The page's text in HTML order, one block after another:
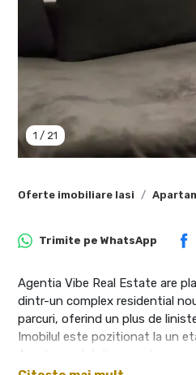
1 / 21
Oferte imobiliare Iasi
Trimite pe WhatsApp
Agentia Vibe Real Estate are
dintr-un complex residential
parcuri, oferind un plus de
Imobilul este pozitionat la un